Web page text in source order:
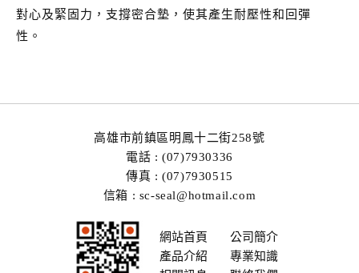
對心及緊固力，支撐密合墊，使其產生耐壓性和回彈
性。
高雄市前鎮區明鳳十二街258號
電話 : (07)7930336
傳真 : (07)7930515
信箱 : sc-seal@hotmail.com
網站首頁
公司簡介
產品介紹
專業知識